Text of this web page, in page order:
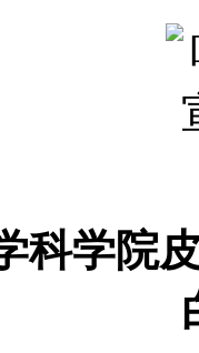
科学院